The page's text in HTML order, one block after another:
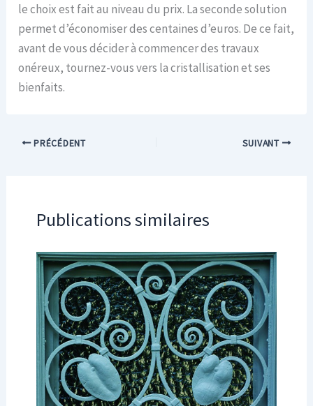
le choix est fait au niveau du prix. La seconde solution
permet d’économiser des centaines d’euros. De ce fait,
avant de vous décider à commencer des travaux
onéreux, tournez-vous vers la cristallisation et ses
bienfaits.
PRÉCÉDENT SUIVANT
Publications similaires